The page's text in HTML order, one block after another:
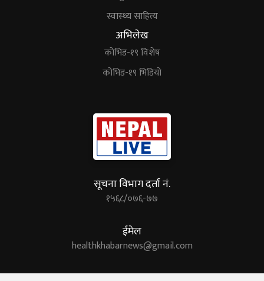
स्वास्थ्य साहित्य
अभिलेख
कोभिड-१९ विशेष
कोभिड-१९ भिडियो
सूचना विभाग दर्ता नं.
१५६८/०७६-७७
ईमेल
healthkhabarnews@gmail.com